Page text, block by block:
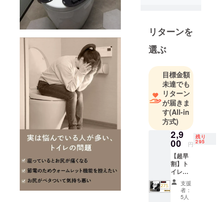
ない様々な
商品を企画
し、販売し
です。
弊社代表は
元シャープ
＆元ReFaの
統括として
様々な商品
開発を行っ
ておりまし
その確かな
知識と技術
リターンを
選ぶ
目標金額
未達でも
リターン
が届きま
す(All-in
方式)
2,9
00 円
残り
295
【超早
割】ト
イレッ
トエア
クッ
ショ
支援
者：
5人